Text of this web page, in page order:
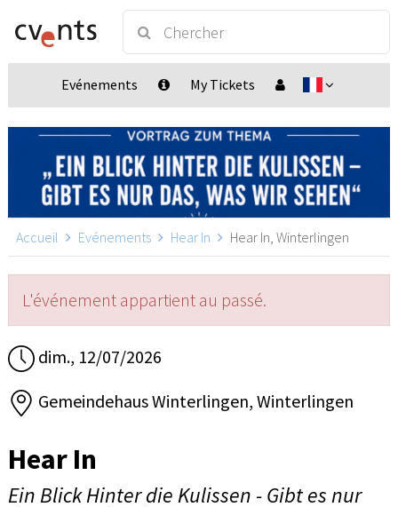
Evénements My Tickets
Accueil Evénements Hear In Hear In, Winterlingen
L'événement appartient au passé.
dim., 12/07/2026
Gemeindehaus Winterlingen, Winterlingen
Hear In
Ein Blick Hinter die Kulissen - Gibt es nur